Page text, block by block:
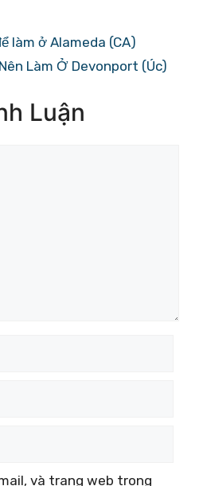
làm ở Alameda (CA)
Làm Ở Devonport (Úc)
Luận
và trang web trong